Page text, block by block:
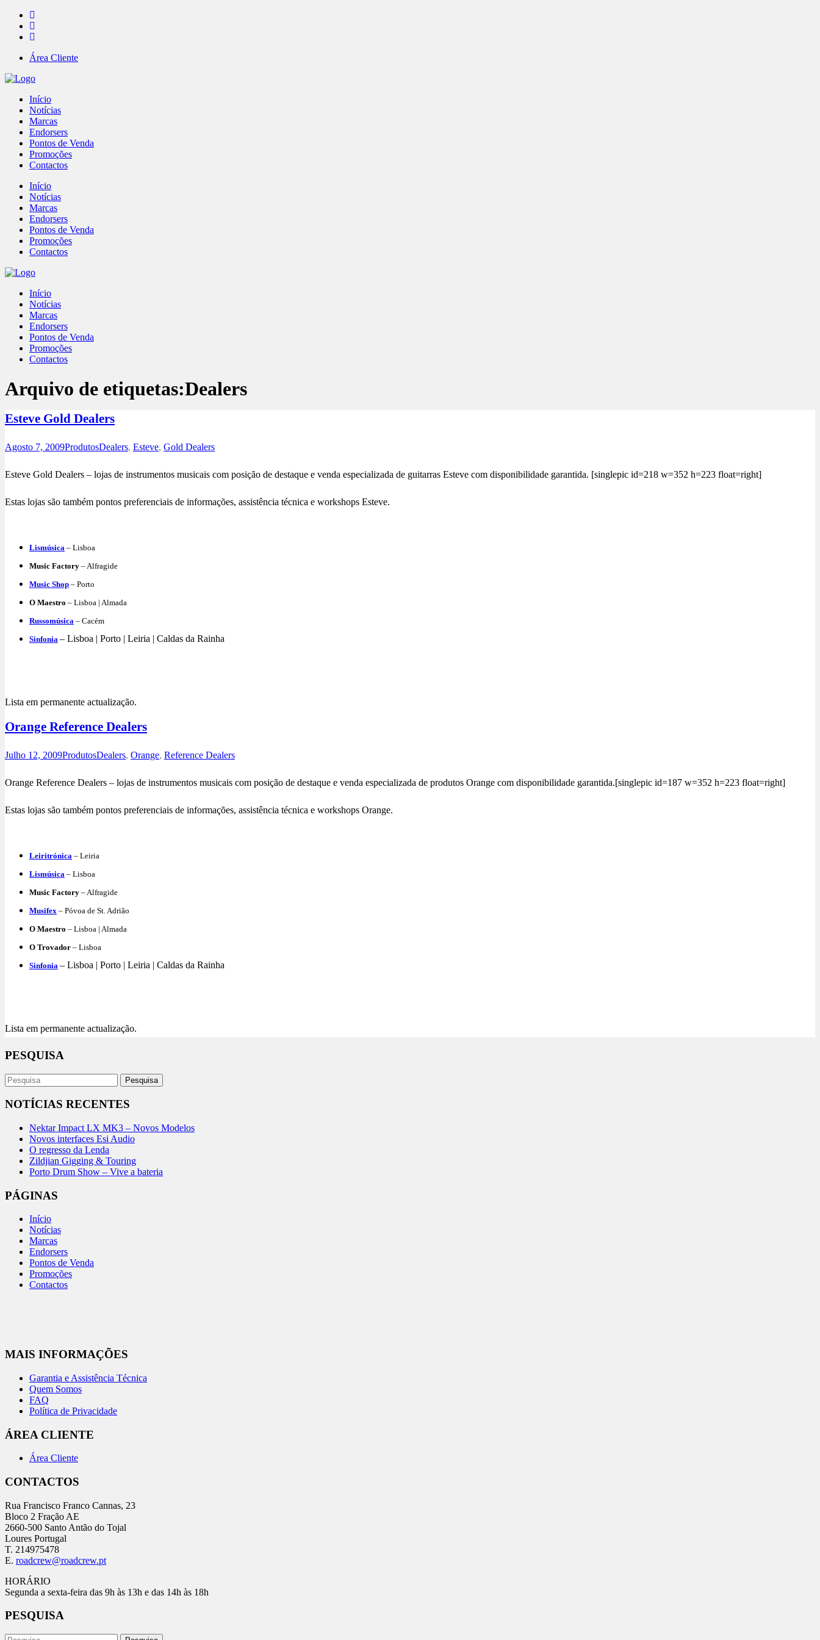
Área Cliente
Início
Notícias
Marcas
Endorsers
Pontos de Venda
Promoções
Contactos
Início
Notícias
Marcas
Endorsers
Pontos de Venda
Promoções
Contactos
Início
Notícias
Marcas
Endorsers
Pontos de Venda
Promoções
Contactos
Arquivo de etiquetas:Dealers
Esteve Gold Dealers
Agosto 7, 2009ProdutosDealers, Esteve, Gold Dealers
Esteve Gold Dealers – lojas de instrumentos musicais com posição de destaque e venda especializada de guitarras Esteve com disponibilidade garantida. [singlepic id=218 w=352 h=223 float=right]
Estas lojas são também pontos preferenciais de informações, assistência técnica e workshops Esteve.
Lismúsica – Lisboa
Music Factory – Alfragide
Music Shop – Porto
O Maestro – Lisboa | Almada
Russomúsica – Cacém
Sinfonia – Lisboa | Porto | Leiria | Caldas da Rainha
Lista em permanente actualização.
Orange Reference Dealers
Julho 12, 2009ProdutosDealers, Orange, Reference Dealers
Orange Reference Dealers – lojas de instrumentos musicais com posição de destaque e venda especializada de produtos Orange com disponibilidade garantida.[singlepic id=187 w=352 h=223 float=right]
Estas lojas são também pontos preferenciais de informações, assistência técnica e workshops Orange.
Leiritrónica – Leiria
Lismúsica – Lisboa
Music Factory – Alfragide
Musifex – Póvoa de St. Adrião
O Maestro – Lisboa | Almada
O Trovador – Lisboa
Sinfonia – Lisboa | Porto | Leiria | Caldas da Rainha
Lista em permanente actualização.
PESQUISA
NOTÍCIAS RECENTES
Nektar Impact LX MK3 – Novos Modelos
Novos interfaces Esi Audio
O regresso da Lenda
Zildjian Gigging & Touring
Porto Drum Show – Vive a bateria
PÁGINAS
Início
Notícias
Marcas
Endorsers
Pontos de Venda
Promoções
Contactos
MAIS INFORMAÇÕES
Garantia e Assistência Técnica
Quem Somos
FAQ
Política de Privacidade
ÁREA CLIENTE
Área Cliente
CONTACTOS
Rua Francisco Franco Cannas, 23
Bloco 2 Fração AE
2660-500 Santo Antão do Tojal
Loures Portugal
T. 214975478
E. roadcrew@roadcrew.pt
HORÁRIO
Segunda a sexta-feira das 9h às 13h e das 14h às 18h
PESQUISA